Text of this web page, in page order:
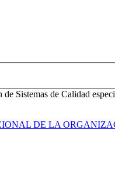
Sistemas de Calidad
DE LA